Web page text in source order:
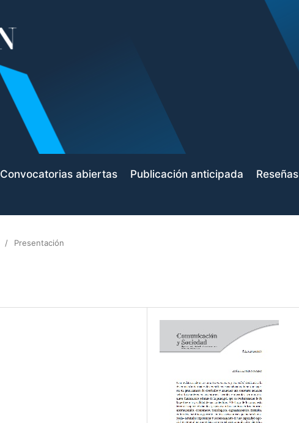
Convocatorias abiertas Publicación anticipada Reseñas
/ Presentación